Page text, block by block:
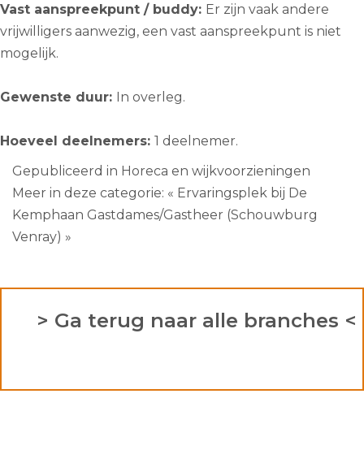
Vast aanspreekpunt / buddy: Er zijn vaak andere
vrijwilligers aanwezig, een vast aanspreekpunt is niet
mogelijk.
Gewenste duur: In overleg.
Hoeveel deelnemers: 1 deelnemer.
Gepubliceerd in Horeca en wijkvoorzieningen
Meer in deze categorie: « Ervaringsplek bij De
Kemphaan Gastdames/Gastheer (Schouwburg
Venray) »
> Ga terug naar alle branches <